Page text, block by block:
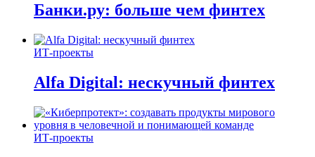
Банки.ру: больше чем финтех
ИТ-проекты
Alfa Digital: нескучный финтех
ИТ-проекты